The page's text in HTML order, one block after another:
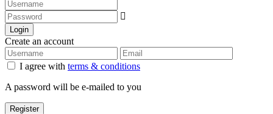
Login
Create an account
I agree with terms & conditions
A password will be e-mailed to you
Register